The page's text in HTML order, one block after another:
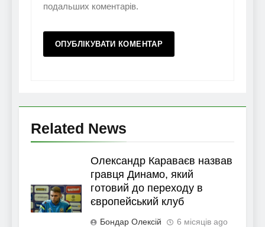
подальших коментарів.
Related News
Олександр Караваєв назвав
гравця Динамо, який
готовий до переходу в
європейський клуб
Бондар Олексій 6 місяців ago